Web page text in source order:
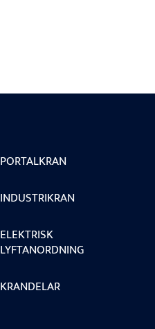
PORTALKRAN
INDUSTRIKRAN
ELEKTRISK
LYFTANORDNING
KRANDELAR